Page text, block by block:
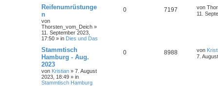
Reifenumrüstunge
n
von
Thorsten_vom_Deich »
11. September 2023,
17:50 » in Dies und Das
0 7197 von
11.
Stammtisch
Hamburg - Aug.
2023
von Kristian » 7. August
2023, 18:49 » in
Stammtisch Hamburg
0 8988 von
7.